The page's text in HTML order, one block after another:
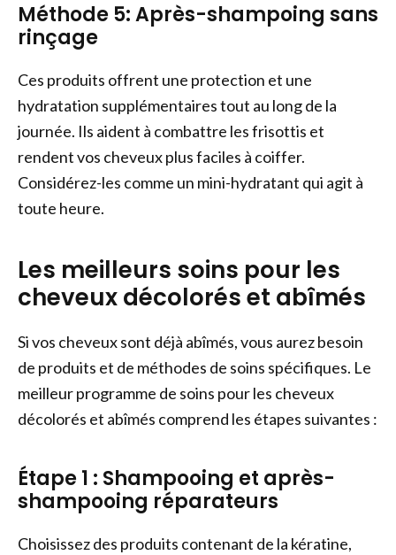
Méthode 5: Après-shampoing sans
rinçage
Ces produits offrent une protection et une
hydratation supplémentaires tout au long de la
journée. Ils aident à combattre les frisottis et
rendent vos cheveux plus faciles à coiffer.
Considérez-les comme un mini-hydratant qui agit à
toute heure.
Les meilleurs soins pour les
cheveux décolorés et abîmés
Si vos cheveux sont déjà abîmés, vous aurez besoin
de produits et de méthodes de soins spécifiques. Le
meilleur programme de soins pour les cheveux
décolorés et abîmés comprend les étapes suivantes :
Étape 1 : Shampooing et après-
shampooing réparateurs
Choisissez des produits contenant de la kératine,